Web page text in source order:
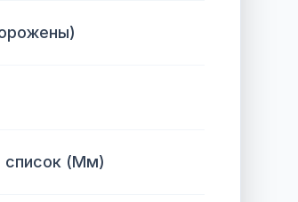
список (Мм)